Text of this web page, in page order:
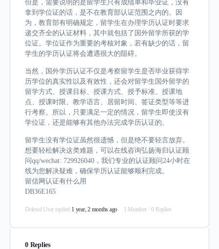
但是，需要说明的是留学生只有成绩单和毕业证，没有
拿到学位证的话，是不在教育部认证范围之内的。因
为，教育部有明确规定，留学生在办理学历认证时要求
递交齐全的认证材料，其中就包括了国外留学所获的学
位证。学位证作为重要的考核对象，若有缺少的话，留
学生的学历认证将会遭遇很大的阻碍。
当然，国外学历认证不仅是考察留学生是否毕业获得学
历学位的真实性以及有效性，还会对留学生国外留学的
留学方式、授课目标、授课方式、授予标准、授课地
点、授课时限、教学语言、居留时间、签证类型等等进
行考察。所以，只要满足一定的情况，留学生即使没有
学位证，还是能够有其他办法完成学历认证的。
留学生没有学位证虽然很遗憾，但是绝不要轻言放弃。
想要轻松解决这类难题，可以在线咨询弘扬海归认证顾
问qq/wechat: 729926040，我们专业的认证顾问24小时在
线为您解决疑难，确保学历认证能够顺利完成。
留信网认证有什么用
DB36E165
Deleted User replied 1 year, 2 months ago 1 Member · 0 Replies
0 Replies